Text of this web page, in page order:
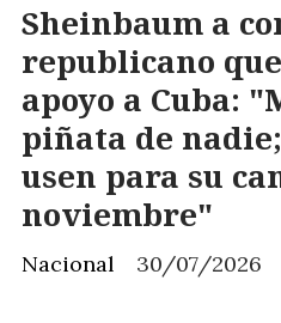
Sheinbaum a
republicano
apoyo a Cuba:
piñata de
usen para su
noviembre"
Nacional 30/07/2026